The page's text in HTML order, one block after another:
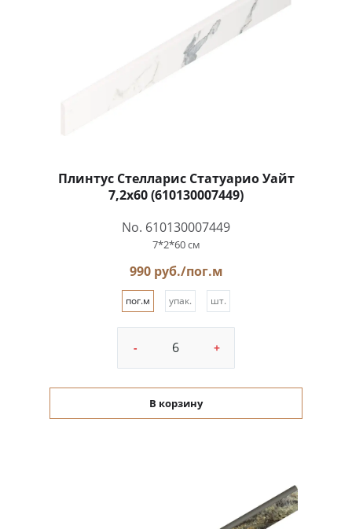
Плинтус Стелларис Статуарио Уайт
7,2x60 (610130007449)
No. 610130007449
7*2*60 см
990 руб./пог.м
пог.м упак. шт.
- +
В корзину